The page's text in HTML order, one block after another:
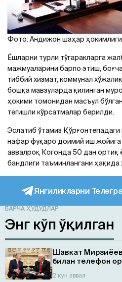
Фото: Андижон шаҳар ҳокимлиги
Ёшларни турли тўгаракларга
мажмуаларини барпо этиш,
тиббий хизмат, коммунал
бошқа мавзуларда қилинган
ҳокими томонидан масъул
тегишли кўрсатмалар берилди.
Эслатиб ўтамиз
нафар фуқаро доимий иш жойига
аввалроқ Когонда 50 дан ортиқ
бандлиги таъминлангани ҳақида
Янгиликларни
БАРЧА ҲУДУДЛАР
Энг кўп ўқилган
Шавкат
билан телефон
2 кун аввал